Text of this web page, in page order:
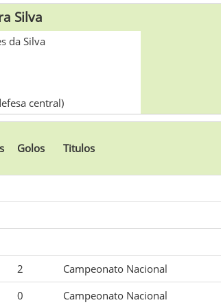
Silva
da Silva
central)
Golos Titulos
2
Campeonato Nacional
0
Campeonato Nacional